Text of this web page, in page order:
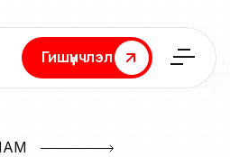
Гишүүнчлэл
Гишүүнчлэл